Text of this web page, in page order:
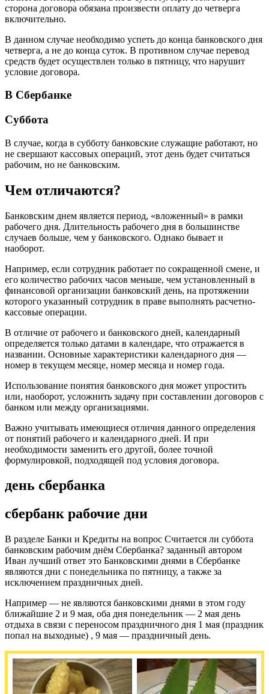
сторона договора обязана произвести оплату до четверга
включительно.
В данном случае необходимо успеть до конца банковского дня
четверга, а не до конца суток. В противном случае перевод
средств будет осуществлен только в пятницу, что нарушит
условие договора.
В Сбербанке
Суббота
В случае, когда в субботу банковские служащие работают, но
не свершают кассовых операций, этот день будет считаться
рабочим, но не банковским.
Чем отличаются?
Банковским днем является период, «вложенный» в рамки
рабочего дня. Длительность рабочего дня в большинстве
случаев больше, чем у банковского. Однако бывает и
наоборот.
Например, если сотрудник работает по сокращенной смене, и
его количество рабочих часов меньше, чем установленный в
финансовой организации банковский день, на протяжении
которого указанный сотрудник в праве выполнять расчетно-
кассовые операции.
В отличие от рабочего и банковского дней, календарный
определяется только датами в календаре, что отражается в
названии. Основные характеристики календарного дня —
номер в текущем месяце, номер месяца и номер года.
Использование понятия банковского дня может упростить
или, наоборот, усложнить задачу при составлении договоров с
банком или между организациями.
Важно учитывать имеющиеся отличия данного определения
от понятий рабочего и календарного дней. И при
необходимости заменить его другой, более точной
формулировкой, подходящей под условия договора.
день сбербанка
сбербанк рабочие дни
В разделе Банки и Кредиты на вопрос Считается ли суббота
банковским рабочим днём Сбербанка? заданный автором
Иван лучший ответ это Банковскими днями в Сбербанке
являются дни с понедельника по пятницу, а также за
исключением праздничных дней.
Например — не являются банковскими днями в этом году
ближайшие 2 и 9 мая, оба дня понедельник — 2 мая день
отдыха в связи с переносом праздничного дня 1 мая (праздник
попал на выходные) , 9 мая — праздничный день.